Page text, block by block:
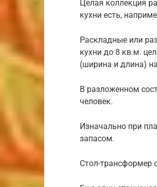
Целая коллекция
кухни есть,
Раскладные или
кухни до 8 кв.м.
(ширина и длина)
В разложенном
человек.
Изначально при
запасом.
Стол-